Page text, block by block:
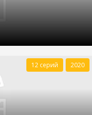
12 серий 2020